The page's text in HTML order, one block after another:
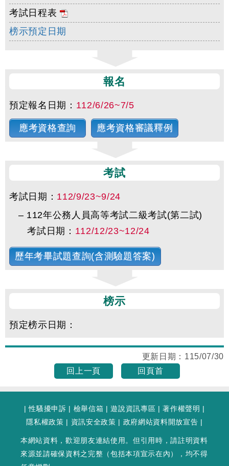
考試日程表
榜示預定日期
報名
預定報名日期： 112/6/26~7/5
應考資格查詢 應考資格審議釋例
考試
考試日期： 112/9/23~9/24
– 112年公務人員高等考試二級考試(第二試)
考試日期： 112/12/23~12/24
歷年考畢試題查詢(含測驗題答案)
榜示
預定榜示日期：
更新日期： 115/07/30
回上一頁
回頁首
|性騷擾申訴 | 檢舉信箱 |遊說資訊專區 |著作權聲明 |
隱私權政策 | 資訊安全政策 | 政府網站資料開放宣告 |
本網站資料，歡迎朋友連結使用。但引用時，請註明資料
來源並請確保資料之完整（包括本項宣示在內），均不得